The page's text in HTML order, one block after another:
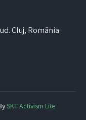
Cluj, România
SKT Activism Lite